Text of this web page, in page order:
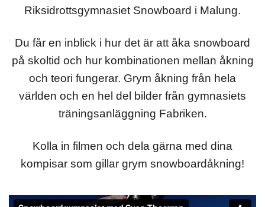
Riksidrottsgymnasiet Snowboard i Malung.
Du får en inblick i hur det är att åka snowboard
på skoltid och hur kombinationen mellan åkning
och teori fungerar. Grym åkning från hela
världen och en hel del bilder från gymnasiets
träningsanläggning Fabriken.
Kolla in filmen och dela gärna med dina
kompisar som gillar grym snowboardåkning!